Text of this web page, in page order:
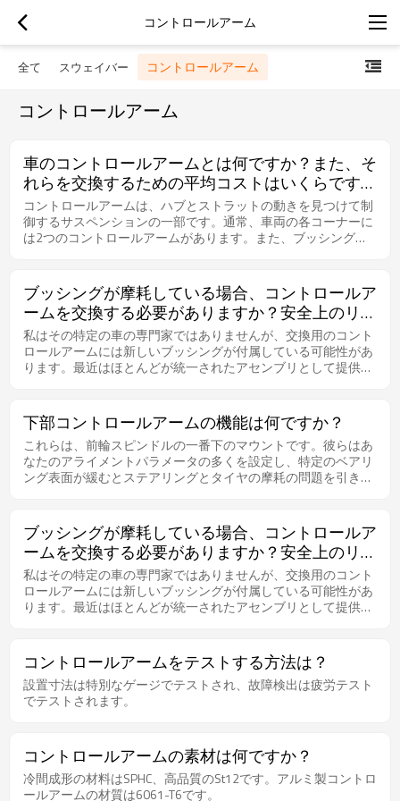
コントロールアーム
全て スウェイバー コントロールアーム
コントロールアーム
車のコントロールアームとは何ですか？また、そ
れらを交換するための平均コストはいくらです
か？
コントロールアームは、ハブとストラットの動きを見つけて制
御するサスペンションの一部です。通常、車両の各コーナーに
は2つのコントロールアームがあります。また、ブッシングと
す。コントロールアームの費用は、車両や設置の手間によって
異なります。インストールが簡単で時間がかからないものもあ
れば、数時間かかるものもあります。
ブッシングが摩耗している場合、コントロールア
ームを交換する必要がありますか？安全上のリス
クは何ですか？
私はその特定の車の専門家ではありませんが、交換用のコント
ロールアームには新しいブッシングが付属している可能性があ
ります。最近はほとんどが統一されたアセンブリとして提供さ
る可能性がありますが、私はその特定の車の専門家ではありま
せん。 コントロールアームのブッシングを交換することは常に
価値があります。道路が完璧で手付かずの場所に住んでいて、
回避策を講じる必要がなく、方向転換しない限り、フロントサ
スペンションの完全性に関係することは何もしません。また、
響を与える可能性があります。 フロントエンドは非常に頑丈で
すが、設計どおりに動作するには無傷である必要があります。
私はあなたがそれにお金をかけたくないかもしれなくて、それ
がもう一年続くことを望むかもしれないことを理解します、し
かしそれはコントロールアームブッシングを取り替えないのは
残念な誤った経済です。
下部コントロールアームの機能は何ですか？
これらは、前輪スピンドルの一番下のマウントです。彼らはあ
なたのアライメントパラメータの多くを設定し、特定のベアリ
ング表面が緩むとステアリングとタイヤの摩耗の問題を引き起
ブッシングが摩耗している場合、コントロールア
ームを交換する必要がありますか？安全上のリス
クは何ですか？
私はその特定の車の専門家ではありませんが、交換用のコント
ロールアームには新しいブッシングが付属している可能性があ
ります。最近はほとんどが統一されたアセンブリとして提供さ
る可能性がありますが、私はその特定の車の専門家ではありま
せん。 コントロールアームのブッシングを交換することは常に
価値があります。道路が完璧で手付かずの場所に住んでいて、
回避策を講じる必要がなく、方向転換しない限り、フロントサ
の応答性に応じて、フロントエンドのアライメントに大きな影
響を与える可能性があります。 フロントエンドは非常に頑丈で
すが、設計どおりに動作するには無傷である必要があります。
コントロールアームをテストする方法は？
設置寸法は特別なゲージでテストされ、故障検出は疲労テスト
でテストされます。
コントロールアームの素材は何ですか？
冷間成形の材料はSPHC、高品質のSt12です。アルミ製コントロ
ールアームの材質は6061-T6です。